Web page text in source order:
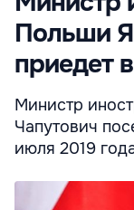
Польши
приедет
Министр
Чапутович
июля 2019